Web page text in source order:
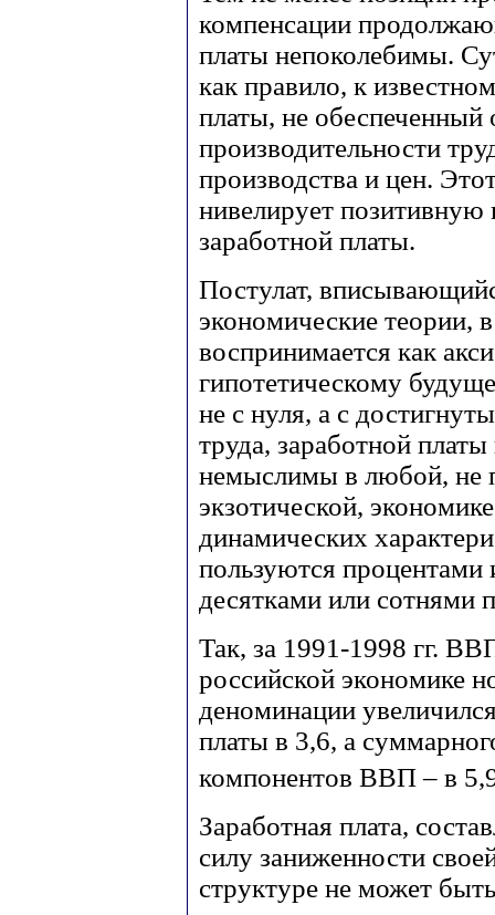
компенсации
платы непоколебимы.
как правило, к
платы, не
производительности
производства и цен.
нивелирует
заработной платы.
Постулат,
экономические теории,
воспринимается как
гипотетическому
не с нуля, а с
труда, заработной
немыслимы в любой, не
экзотической,
динамических
пользуются процентами
десятками или сотнями
Так, за 1991-1998 гг.
российской экономике
деноминации
платы в 3,6, а
компонентов ВВП – в
Заработная плата,
силу заниженности
структуре не может